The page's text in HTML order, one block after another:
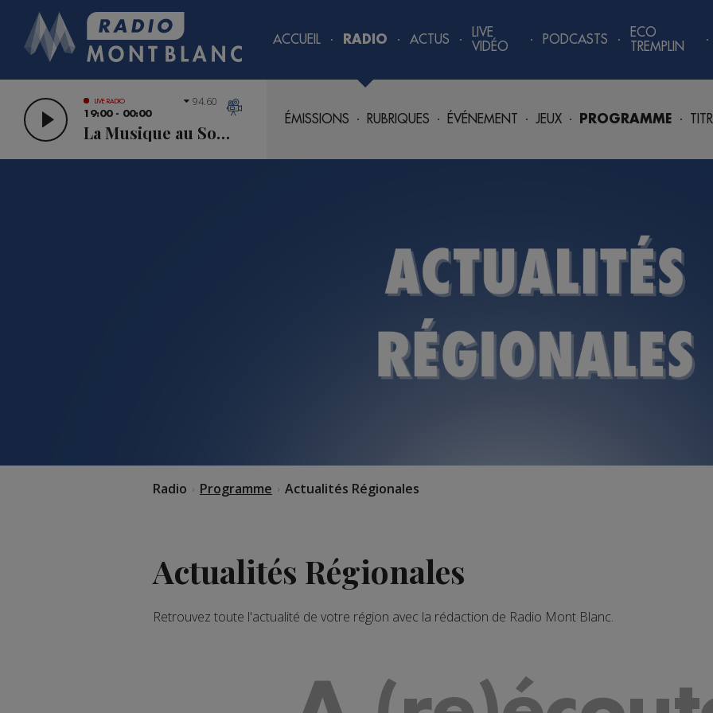
ACCUEIL RADIO
ÉMISSIONS RUBRIQUES ÉVÉNEMENT JEUX PROGRAMME
ACTUS
LIVE
VIDÉO
PODCASTS
ECO
TREMPLIN
LIVE RADIO
19:00 - 00:00
La Musique au Sommet
94.60
Radio Programme Actualités Régionales
Actualités Régionales
Retrouvez toute l'actualité de votre région avec la rédaction de Radio Mont Blanc.